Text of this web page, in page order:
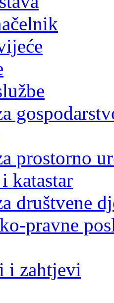
prostorno
katastar
društvene
pravne
i zahtjevi